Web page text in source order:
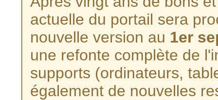
actuelle du portail sera
nouvelle version au 1er
une refonte complète de
supports (ordinateurs,
également de nouvelles